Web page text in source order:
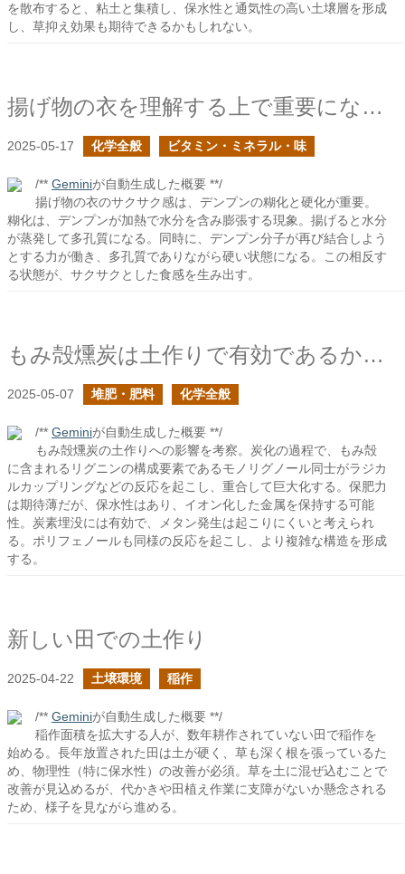
を散布すると、粘土と集積し、保水性と通気性の高い土壌層を形成
し、草抑え効果も期待できるかもしれない。
揚げ物の衣を理解する上で重要になるデンプンの糊化後の硬化
2025-05-17 化学全般 ビタミン・ミネラル・味
/** Geminiが自動生成した概要 **/
揚げ物の衣のサクサク感は、デンプンの糊化と硬化が重要。
糊化は、デンプンが加熱で水分を含み膨張する現象。揚げると水分
が蒸発して多孔質になる。同時に、デンプン分子が再び結合しよう
とする力が働き、多孔質でありながら硬い状態になる。この相反す
る状態が、サクサクとした食感を生み出す。
もみ殻燻炭は土作りで有効であるか？の続き
2025-05-07 堆肥・肥料 化学全般
/** Geminiが自動生成した概要 **/
もみ殻燻炭の土作りへの影響を考察。炭化の過程で、もみ殻
に含まれるリグニンの構成要素であるモノリグノール同士がラジカ
ルカップリングなどの反応を起こし、重合して巨大化する。保肥力
は期待薄だが、保水性はあり、イオン化した金属を保持する可能
性。炭素埋没には有効で、メタン発生は起こりにくいと考えられ
る。ポリフェノールも同様の反応を起こし、より複雑な構造を形成
する。
新しい田での土作り
2025-04-22 土壌環境 稲作
/** Geminiが自動生成した概要 **/
稲作面積を拡大する人が、数年耕作されていない田で稲作を
始める。長年放置された田は土が硬く、草も深く根を張っているた
め、物理性（特に保水性）の改善が必須。草を土に混ぜ込むことで
改善が見込めるが、代かきや田植え作業に支障がないか懸念される
ため、様子を見ながら進める。